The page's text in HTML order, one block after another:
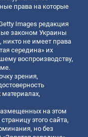
права на которые
Images редакция
законом Украины
никто не имеет права
середина» их
воспроизводству,
зрения,
на этом
этого сайта,
но без